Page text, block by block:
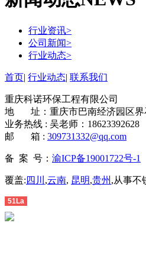
行业资讯>
公司新闻>
行业动态>
首页| 行业动态| 联系我们
重庆科诺环保工程有限公司
地 址：重庆市巴南经济园区界
业务热线 : 吴老师：18623392628
邮 箱 : 309731332@qq.com
备 案 号： 渝ICP备19001722号-1
覆盖: 四川 ,云南, 昆明,贵州 ,从事不
51La